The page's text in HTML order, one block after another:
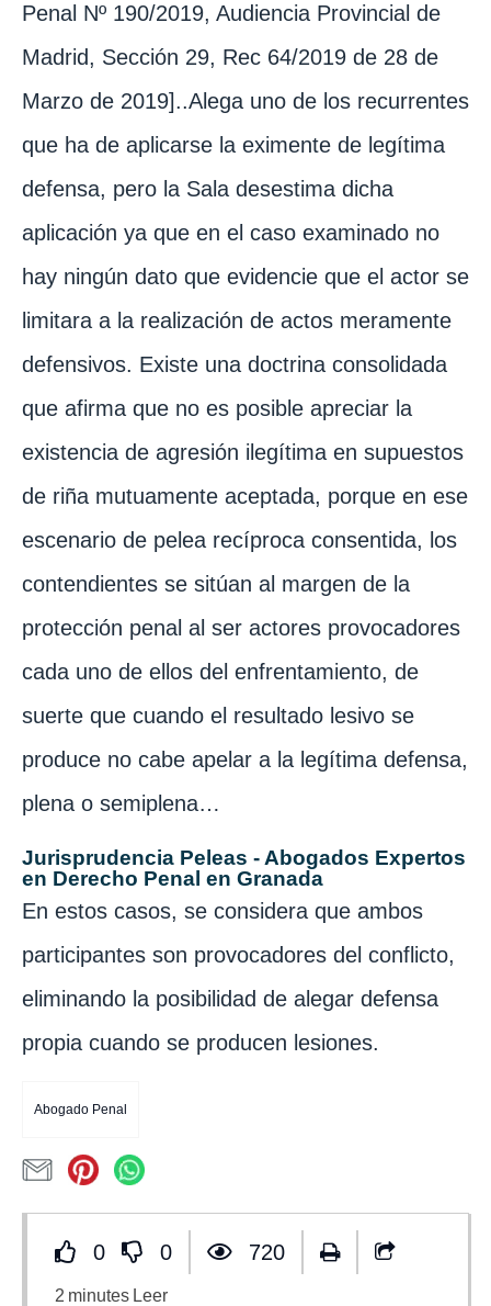
Penal Nº 190/2019, Audiencia Provincial de
Madrid, Sección 29, Rec 64/2019 de 28 de
Marzo de 2019]..Alega uno de los recurrentes
que ha de aplicarse la eximente de legítima
defensa, pero la Sala desestima dicha
aplicación ya que en el caso examinado no
hay ningún dato que evidencie que el actor se
limitara a la realización de actos meramente
defensivos. Existe una doctrina consolidada
que afirma que no es posible apreciar la
existencia de agresión ilegítima en supuestos
de riña mutuamente aceptada, porque en ese
escenario de pelea recíproca consentida, los
contendientes se sitúan al margen de la
protección penal al ser actores provocadores
cada uno de ellos del enfrentamiento, de
suerte que cuando el resultado lesivo se
produce no cabe apelar a la legítima defensa,
plena o semiplena…
Jurisprudencia Peleas - Abogados Expertos
en Derecho Penal en Granada
En estos casos, se considera que ambos
participantes son provocadores del conflicto,
eliminando la posibilidad de alegar defensa
propia cuando se producen lesiones.
Abogado Penal
0 0 720
2 minutes Leer